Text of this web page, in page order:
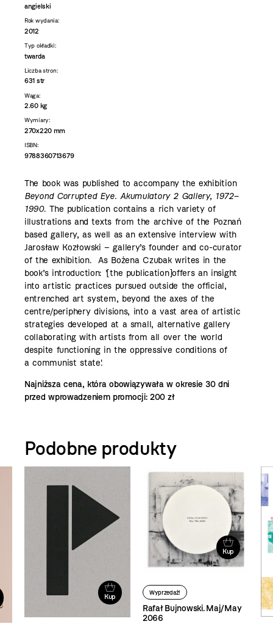
angielski
Rok wydania:
2012
Typ okładki:
twarda
Liczba stron:
631 str
Waga:
2.60 kg
Wymiary:
270x220 mm
ISBN:
9788360713679
The book was published to accompany the exhibition
Beyond Corrupted Eye. Akumulatory 2 Gallery, 1972–
1990. The publication contains a rich variety of
illustrations and texts from the archive of the Poznań
based gallery, as well as an extensive interview with
Jarosław Kozłowski – gallery’s founder and co-curator
of the exhibition. As Bożena Czubak writes in the
book’s introduction: '[the publication]offers an insight
into artistic practices pursued outside the official,
entrenched art system, beyond the axes of the
centre/periphery divisions, into a vast area of artistic
strategies developed at a small, alternative gallery
collaborating with artists from all over the world
despite functioning in the oppressive conditions of
a communist state'.
Najniższa cena, która obowiązywała w okresie 30 dni
przed wprowadzeniem promocji:200 zł
Podobne produkty
Kup
Kup
Wyprzedaż!
Rafał Bujnowski. Maj/May
2066